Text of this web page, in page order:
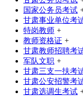
国家公务员考试
甘肃事业单位考
特岗教师 +
教师资格证 +
甘肃教师招聘考
军队文职 +
甘肃三支一扶考
甘肃公安招警考
甘肃选调生考试